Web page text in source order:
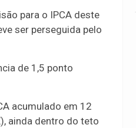
para o IPCA deste
ser perseguida pelo
de 1,5 ponto
acumulado em 12
ainda dentro do teto